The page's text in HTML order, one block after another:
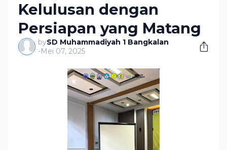
Kelulusan dengan
Persiapan yang Matang
bySD Muhammadiyah 1 Bangkalan
-Mei 07, 2025